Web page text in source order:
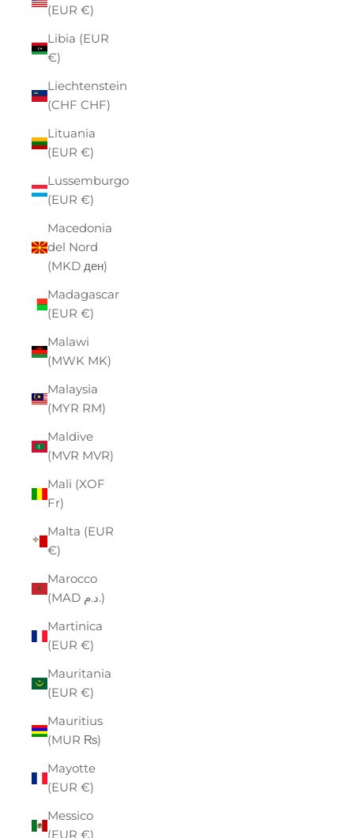
(EUR €)
Libia (EUR
€)
Liechtenstein
(CHF CHF)
Lituania
(EUR €)
Lussemburgo
(EUR €)
Macedonia
del Nord
(MKD ден)
Madagascar
(EUR €)
Malawi
(MWK MK)
Malaysia
(MYR RM)
Maldive
(MVR MVR)
Mali (XOF
Fr)
Malta (EUR
€)
Marocco
(MAD د.م.)
Martinica
(EUR €)
Mauritania
(EUR €)
Mauritius
(MUR ₨)
Mayotte
(EUR €)
Messico
(EUR €)